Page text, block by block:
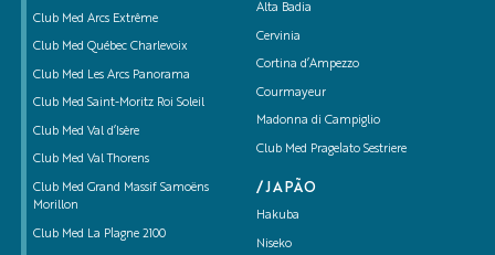
Club Med Arcs Extrême
Club Med Québec Charlevoix
Club Med Les Arcs Panorama
Club Med Saint-Moritz Roi Soleil
Club Med Val d’Isère
Club Med Val Thorens
Club Med Grand Massif Samoëns
Morillon
Club Med La Plagne 2100
Alta Badia
Cervinia
Cortina d’Ampezzo
Courmayeur
Madonna di Campiglio
Club Med Pragelato Sestriere
/JAPÃO
Hakuba
Niseko